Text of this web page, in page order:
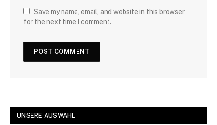
Save my name, email, and website in this browser
for the next time I comment.
UNSERE AUSWAHL